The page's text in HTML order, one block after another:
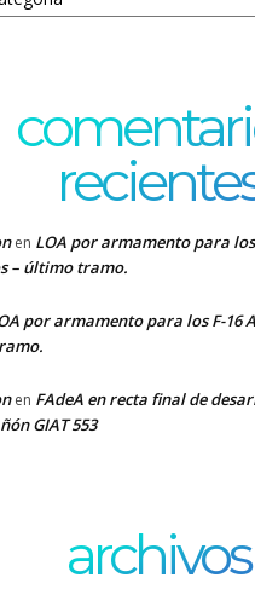
en LOA por armamento para
– último tramo.
por armamento para los F-16
en FAdeA en recta final de
GIAT 553
archivos